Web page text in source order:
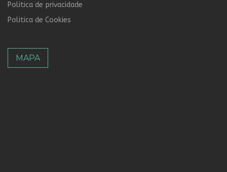
Politica de privacidade
Politica de Cookies
MAPA